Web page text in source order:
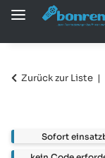
Zurück zur Liste